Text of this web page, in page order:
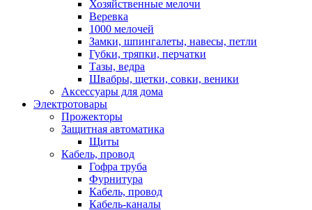
Хозяйственные мелочи
Веревка
1000 мелочей
Замки, шпингалеты, навесы, петли
Губки, тряпки, перчатки
Тазы, ведра
Швабры, щетки, совки, веники
Аксессуары для дома
Электротовары
Прожекторы
Защитная автоматика
Щиты
Кабель, провод
Гофра труба
Фурнитура
Кабель, провод
Кабель-каналы